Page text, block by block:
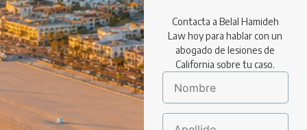
Contacta a Belal Hamideh
Law hoy para hablar con un
abogado de lesiones de
California sobre tu caso.